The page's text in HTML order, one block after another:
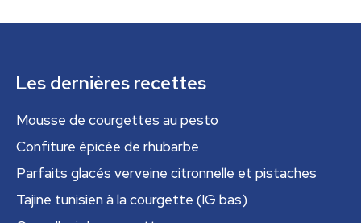
Les dernières recettes
Mousse de courgettes au pesto
Confiture épicée de rhubarbe
Parfaits glacés verveine citronnelle et pistaches
Tajine tunisien à la courgette (IG bas)